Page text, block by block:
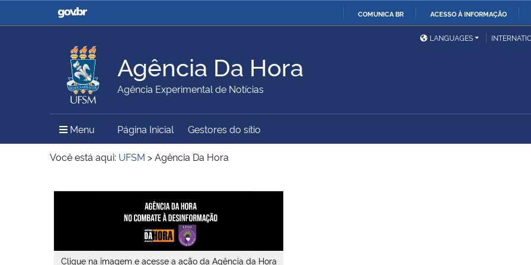
COMUNICA BR ACESSO À INFORMAÇÃO
Casa Civil
Ministério da Justiça e
Ministério da Defesa
Ministério das Relações
Exteriores
Ministério da Agricultura,
Pecuária e Abastecimento
Ministério da Educação Ministério da Cidadania
Ministério do Meio Ambiente Ministério do Turismo
Gabinete de Segurança
Institucional
LANGUAGES
Agência Da Hora
Agência Experimental de Notícias
Menu Menu Principal do Sítio
Página Inicial Gestores do sítio
Você está aqui: UFSM >Agência Da Hora
Clique na imagem e acesse a ação da Agência da Hora